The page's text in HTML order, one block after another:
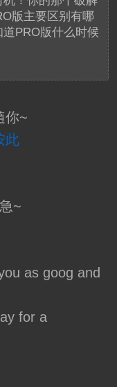
版主要区别有哪
PRO版什么时候
你~
此
~
as goog and
for a